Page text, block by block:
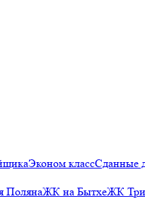
Эконом классСданные
ПолянаЖК на БытхеЖК Три